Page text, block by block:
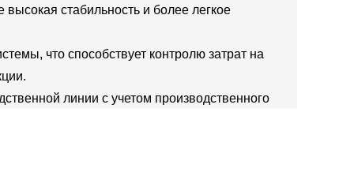
стабильность и более легкое
что способствует контролю затрат на
линии с учетом производственного
линии, энергосбережение и